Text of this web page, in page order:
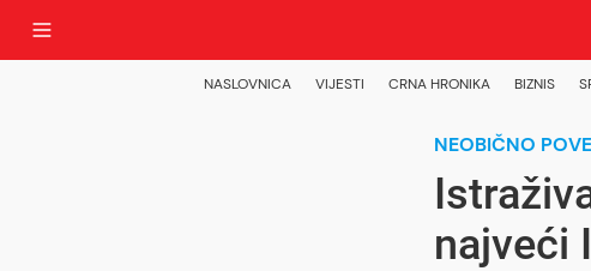
NASLOVNICA VIJESTI CRNA HRONIKA BIZNIS
NEOBIČNO
najveći